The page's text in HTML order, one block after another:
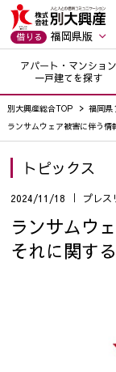
借りる 福岡県版
アパート・マンション
一戸建てを探す
別大興産総合TOP 福岡県
ランサムウェア被害に伴う情
トピックス
2024/11/18 プレス
ランサムウ
それに関する